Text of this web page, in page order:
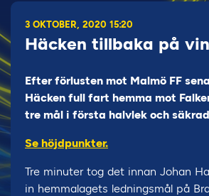
3 OKTOBER, 2020 15:20
Häcken tillbaka på
Efter förlusten mot Malmö FF
Häcken full fart hemma mot
tre mål i första halvlek och
Se höjdpunkter.
Tre minuter tog det innan Johan
in hemmalagets ledningsmål på